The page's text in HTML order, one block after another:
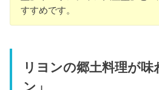
すすめです。
リヨンの郷土料理が味
ン」